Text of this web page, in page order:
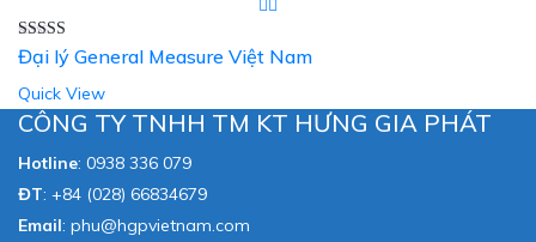
Được xếp
hạng
5.00
sao
Đại lý General Measure Việt Nam
Quick View
CÔNG TY TNHH TM KT HƯNG GIA PHÁT
Hotline: 0938 336 079
ĐT: +84 (028) 66834679
Email: phu@hgpvietnam.com